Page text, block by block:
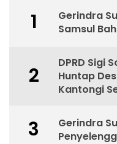
1
Gerindra
Samsul
2
DPRD Sigi
Huntap
Kantongi
3
Gerindra